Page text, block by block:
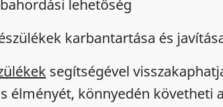
lehetőség
karbantartása és
segítségével
élményét, könnyedén követheti a